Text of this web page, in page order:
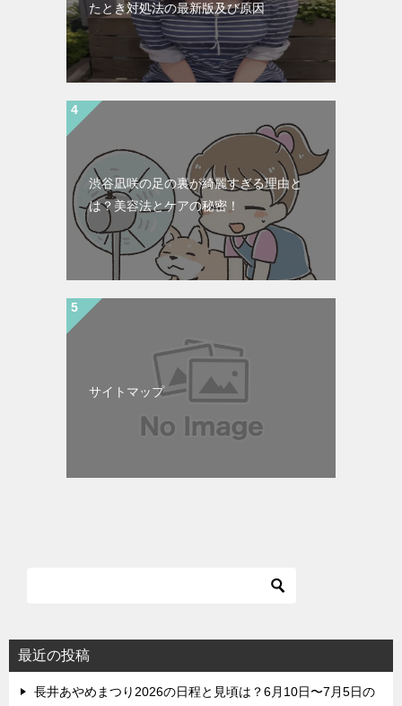
たとき対処法の最新版及び原因
渋谷凪咲の足の裏が綺麗すぎる理由と
は？美容法とケアの秘密！
サイトマップ
最近の投稿
長井あやめまつり2026の日程と見頃は？6月10日〜7月5日の